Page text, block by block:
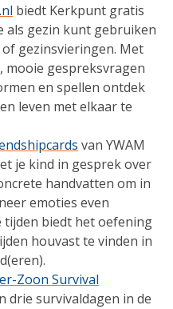
biedt Kerkpunt gratis
als gezin kunt gebruiken
gezinsvieringen. Met
mooie gespreksvragen
en spellen ontdek
leven met elkaar te
van YWAM
je kind in gesprek over
handvatten om in
emoties even
biedt het oefening
houvast te vinden in
Zoon Survival
drie survivaldagen in de